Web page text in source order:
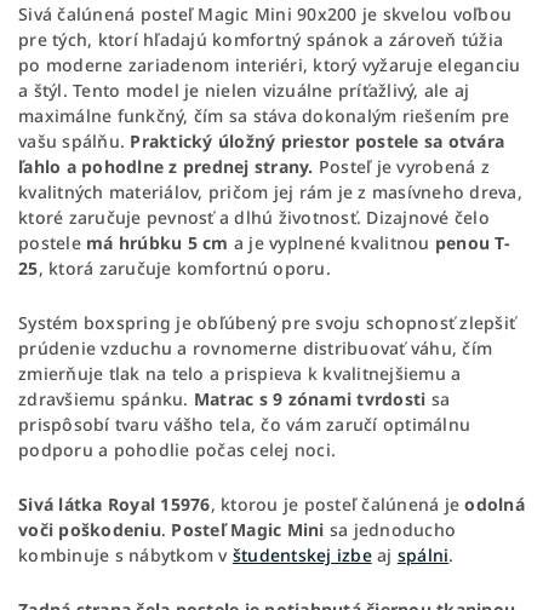
Sivá čalúnená posteľ Magic Mini 90x200 je skvelou voľbou
pre tých, ktorí hľadajú komfortný spánok a zároveň túžia
po moderne zariadenom interiéri, ktorý vyžaruje eleganciu
a štýl. Tento model je nielen vizuálne príťažlivý, ale aj
maximálne funkčný, čím sa stáva dokonalým riešením pre
vašu spálňu. Praktický úložný priestor postele sa otvára
ľahlo a pohodlne z prednej strany. Posteľ je vyrobená z
kvalitných materiálov, pričom jej rám je z masívneho dreva,
ktoré zaručuje pevnosť a dlhú životnosť. Dizajnové čelo
postele má hrúbku 5 cm a je vyplnené kvalitnou penou T-
25, ktorá zaručuje komfortnú oporu.
Systém boxspring je obľúbený pre svoju schopnosť zlepšiť
prúdenie vzduchu a rovnomerne distribuovať váhu, čím
zmierňuje tlak na telo a prispieva k kvalitnejšiemu a
zdravšiemu spánku. Matrac s 9 zónami tvrdosti sa
prispôsobí tvaru vášho tela, čo vám zaručí optimálnu
podporu a pohodlie počas celej noci.
Sivá látka Royal 15976, ktorou je posteľ čalúnená jeodolná
voči poškodeniu. Posteľ Magic Mini sa jednoducho
kombinuje s nábytkom v študentskej izbeaj spálni.